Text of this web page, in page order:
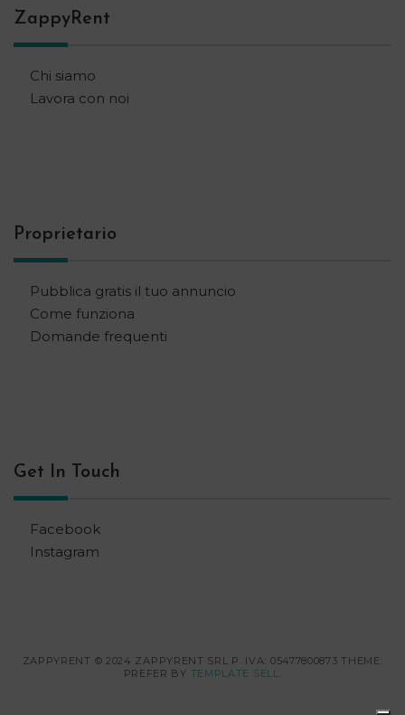
ZappyRent
Chi siamo
Lavora con noi
Proprietario
Pubblica gratis il tuo annuncio
Come funziona
Domande frequenti
Get In Touch
Facebook
Instagram
ZAPPYRENT © 2024 ZAPPYRENT SRL P. IVA: 05477800873 THEME:
PREFER BY TEMPLATE SELL